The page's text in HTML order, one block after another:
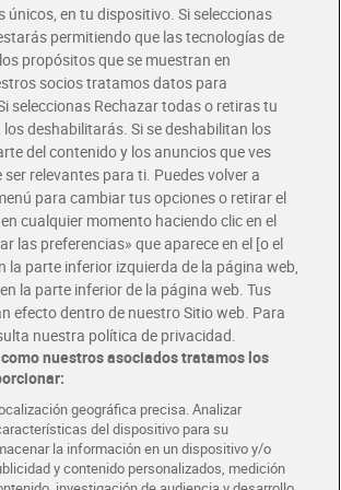
superiores a 100€
4,99€
de Glovo o Uber Eats
y ofertas exclusivas.
Dia
ofertas y busca tu tienda más cercana
8€/mes de tus compras.
de crédito aquí!
COMER MEJOR CADA DIA
ABRE TU TIENDA DIA CORPORATE
únicos, en tu dispositivo. Si seleccionas
permitiendo que las tecnologías de
propósitos que se muestran en
socios tratamos datos para
seleccionas Rechazar todas o retiras tu
deshabilitarás. Si se deshabilitan los
del contenido y los anuncios que ves
relevantes para ti. Puedes volver a
para cambiar tus opciones o retirar el
cualquier momento haciendo clic en el
las preferencias» que aparece en el [o el
la parte inferior izquierda de la página web,
la parte inferior de la página web. Tus
efecto dentro de nuestro Sitio web. Para
nuestra política de privacidad.
nuestros asociados tratamos los
geográfica precisa. Analizar
del dispositivo para su
la información en un dispositivo y/o
y contenido personalizados, medición